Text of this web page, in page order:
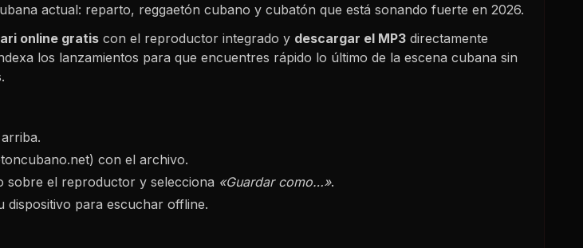
actual: reparto, reggaetón cubano y cubatón que está sonando fuerte en 2026.
online gratis con el reproductor integrado y descargar el MP3 directamente
los lanzamientos para que encuentres rápido lo último de la escena cubana sin
arriba.
con el archivo.
sobre el reproductor y selecciona «Guardar como…».
dispositivo para escuchar offline.